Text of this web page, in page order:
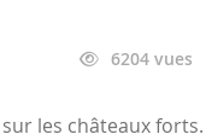
6204 vues
les châteaux forts.